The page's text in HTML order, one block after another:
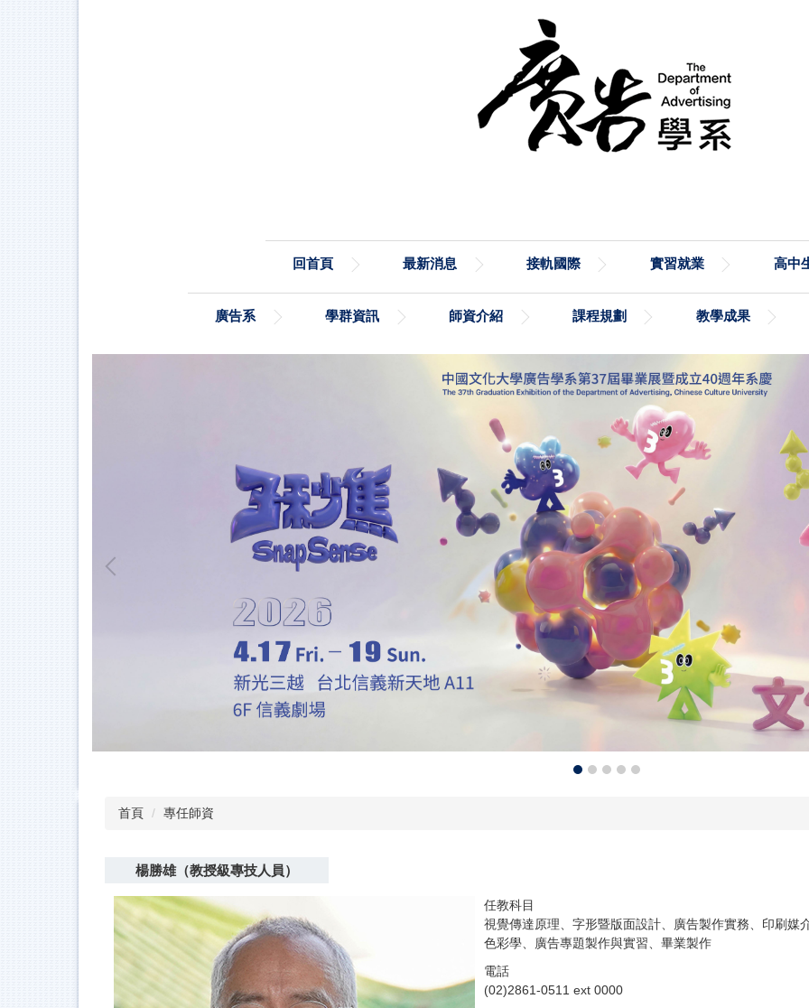
回首頁 最新消息 接軌國際 實習就業 高中
廣告系 學群資訊 師資介紹 課程規劃 教學成果
首頁 專任師資
楊勝雄（教授級專技人員）
任教科目
視覺傳達原理、字形暨版面設計、廣告製作實務、印刷
色彩學、廣告專題製作與實習、畢業製作
電話
(02)2861-0511 ext 0000